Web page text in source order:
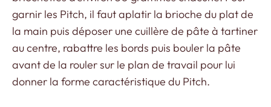
garnir les Pitch, il faut aplatir la brioche du plat de
la main puis déposer une cuillère de pâte à tartiner
au centre, rabattre les bords puis bouler la pâte
avant de la rouler sur le plan de travail pour lui
donner la forme caractéristique du Pitch.